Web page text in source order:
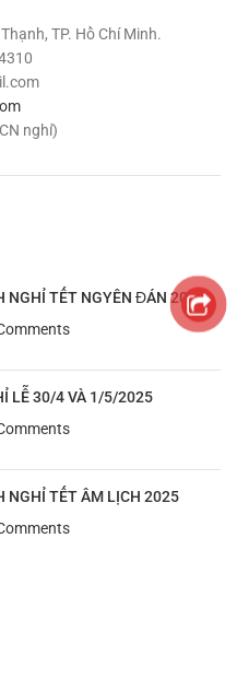
TP. Hồ Chí Minh.
nghỉ)
NGHỈ TẾT NGYÊN ĐÁN 2026
LỄ 30/4 VÀ 1/5/2025
NGHỈ TẾT ÂM LỊCH 2025